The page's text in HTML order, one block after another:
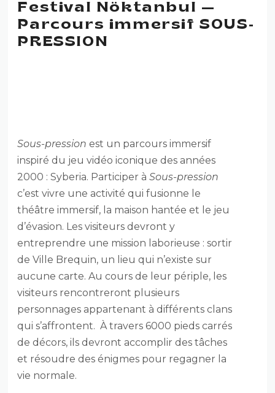
Festival Nöktanbul —
Parcours immersif SOUS-
PRESSION
Sous-pressionest un parcours immersif
inspiré du jeu vidéo iconique des années
2000 : Syberia. Participer àSous-pression
c’est vivre une activité qui fusionne le
théâtre immersif, la maison hantée et le jeu
d’évasion. Les visiteurs devront y
entreprendre une mission laborieuse : sortir
de Ville Brequin, un lieu qui n’existe sur
aucune carte. Au cours de leur périple, les
visiteurs rencontreront plusieurs
personnages appartenant à différents clans
qui s’affrontent. À travers 6000 pieds carrés
de décors, ils devront accomplir des tâches
et résoudre des énigmes pour regagner la
vie normale.